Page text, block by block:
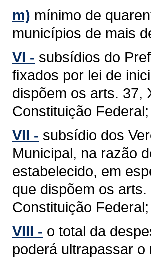
m) mínimo de
municípios de mais
VI - subsídios do
ﬁxados por lei de
dispõem os arts. 37,
Constituição Federal;
VII - subsídio dos
Municipal, na razão
estabelecido, em
que dispõem os
Constituição Federal;
VIII - o total da
poderá ultrapassar